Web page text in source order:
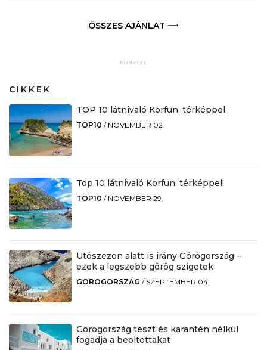
ÖSSZES AJÁNLAT
CIKKEK
TOP 10 látnivaló Korfun, térképpel
TOP10 / NOVEMBER 02.
Top 10 látnivaló Korfun, térképpel!
TOP10 / NOVEMBER 29.
Utószezon alatt is irány Görögország –
ezek a legszebb görög szigetek
GÖRÖGORSZÁG / SZEPTEMBER 04.
Görögország teszt és karantén nélkül
fogadja a beoltottakat